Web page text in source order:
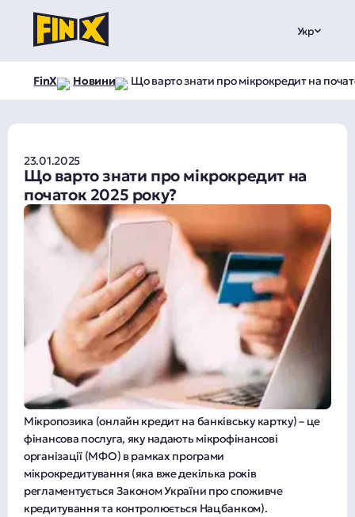
Укр
FinX Новини Що варто знати про мікрокредит на
23.01.2025
Що варто знати про мікрокредит на
початок 2025 року?
Мікропозика (онлайн кредит на банківську картку) – це
фінансова послуга, яку надають мікрофінансові
організації (МФО) в рамках програми
мікрокредитування (яка вже декілька років
регламентується Законом України про споживче
кредитування та контролюється Нацбанком).